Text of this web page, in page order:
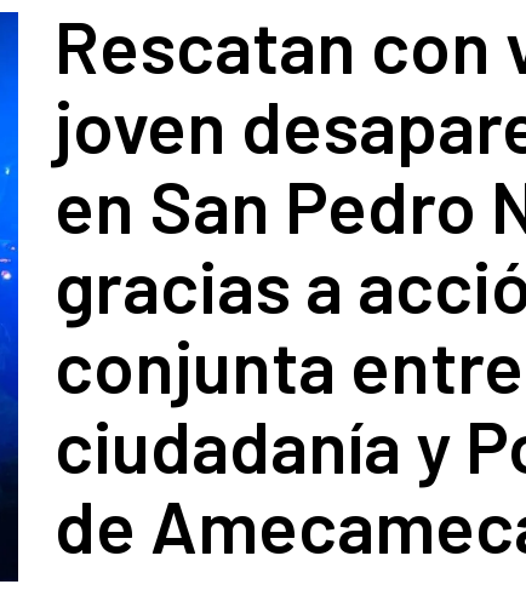
Rescatan con
joven
en San Pedro
gracias a
conjunta entre
ciudadanía y
de